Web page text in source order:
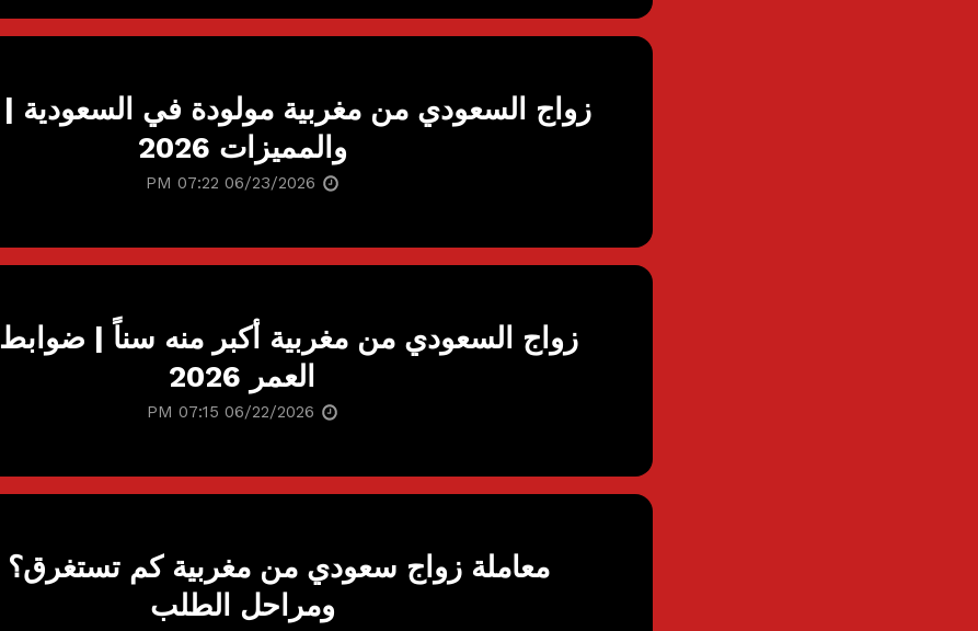
زواج السعودي من مغربية مولودة في السعودية
والمميزات 2026
زواج السعودي من مغربية أكبر منه سناً | ضوابط
العمر 2026
معاملة زواج سعودي من مغربية كم تستغرق؟
ومراحل الطلب